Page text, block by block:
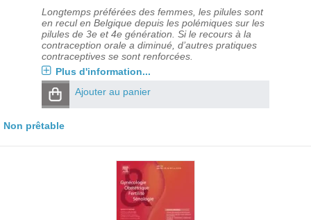
Longtemps préférées des femmes, les pilules sont
en recul en Belgique depuis les polémiques sur les
pilules de 3e et 4e génération. Si le recours à la
contraception orale a diminué, d’autres pratiques
contraceptives se sont renforcées.
Plus d'information...
Ajouter au panier
Non prêtable